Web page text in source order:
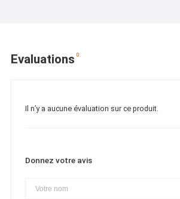
Evaluations 0
Il n’y a aucune évaluation sur ce produit.
Donnez votre avis